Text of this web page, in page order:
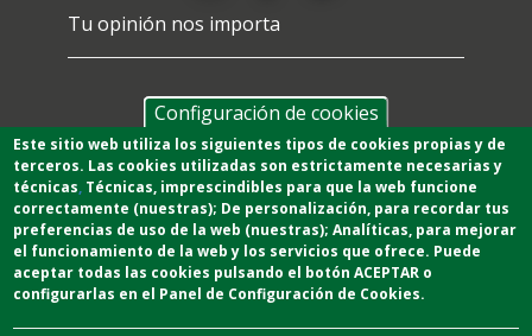
Tu opinión nos importa
Configuración de cookies
Este sitio web utiliza los siguientes tipos de cookies propias y de
terceros. Las cookies utilizadas son estrictamente necesarias y
técnicas, Técnicas, imprescindibles para que la web funcione
correctamente (nuestras); De personalización, para recordar tus
preferencias de uso de la web (nuestras);Analíticas, para mejorar
el funcionamiento de la web y los servicios que ofrece. Puede
aceptar todas las cookies pulsando el botón ACEPTAR o
configurarlas en el Panel de Configuración de Cookies.